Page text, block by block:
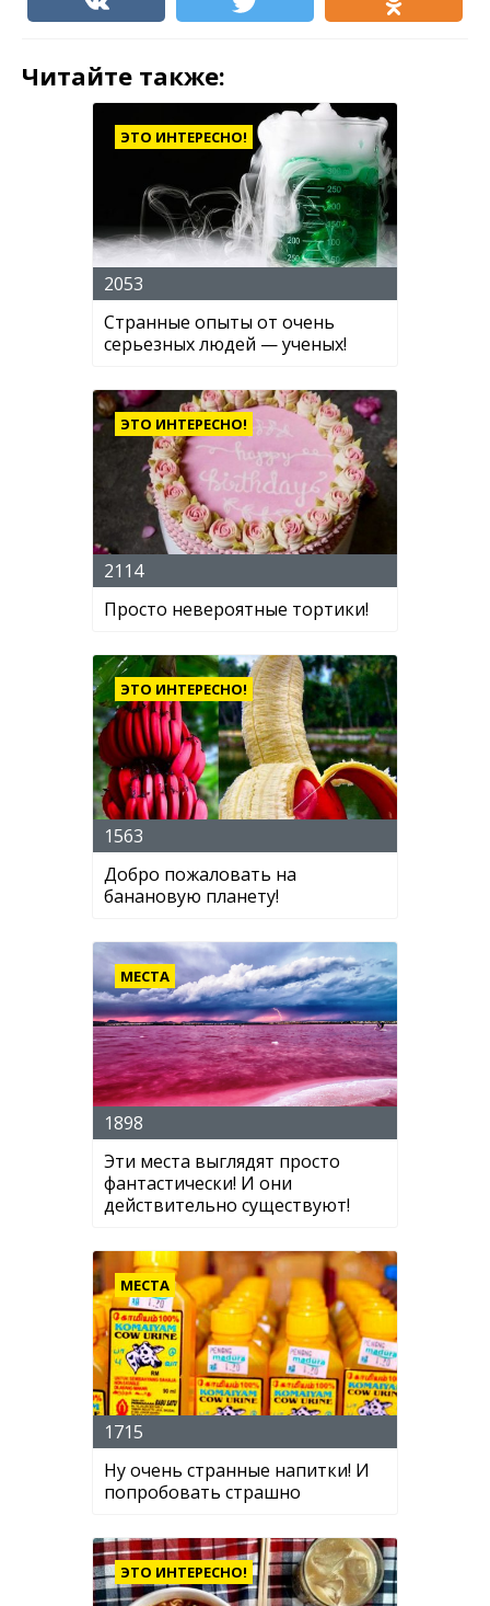
Читайте также:
ЭТО ИНТЕРЕСНО!
2053
Странные опыты от очень
серьезных людей — ученых!
ЭТО ИНТЕРЕСНО!
2114
Просто невероятные тортики!
ЭТО ИНТЕРЕСНО!
1563
Добро пожаловать на
банановую планету!
МЕСТА
1898
Эти места выглядят просто
фантастически! И они
действительно существуют!
МЕСТА
1715
Ну очень странные напитки! И
попробовать страшно
ЭТО ИНТЕРЕСНО!